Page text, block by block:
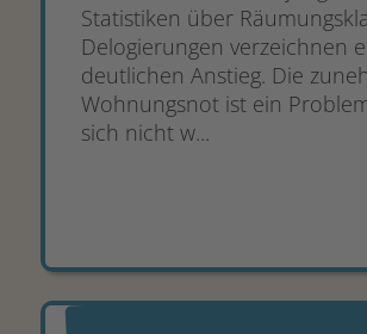
Statistiken über
Delogierungen verzeichnen
deutlichen Anstieg. Die
Wohnungsnot ist ein
sich nicht w...